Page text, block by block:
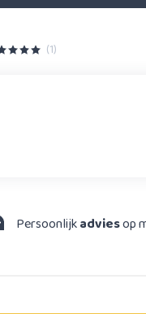
(1)
Persoonlijkadviesop